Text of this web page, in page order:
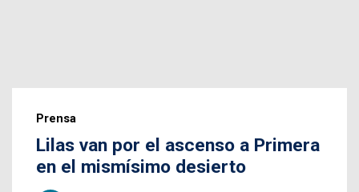
Prensa
Lilas van por el ascenso a Primera
en el mismísimo desierto